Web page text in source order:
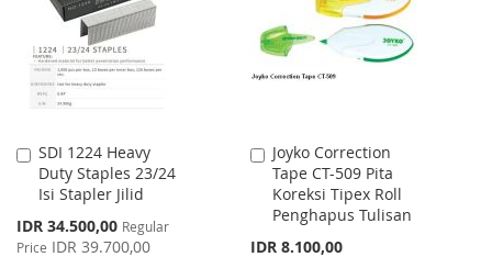
LIST
SDI 1224 Heavy
Duty Staples 23/24
Isi Stapler Jilid
Special
Price
IDR 34.500,00 Regular
Price IDR 39.700,00
Add
to
Cart
Joyko Correction
Tape CT-509 Pita
Koreksi Tipex Roll
Penghapus Tulisan
IDR 8.100,00
Add
to
Cart